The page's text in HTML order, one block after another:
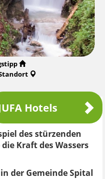
Hotels
des stürzenden
Kraft des Wassers
der Gemeinde Spital